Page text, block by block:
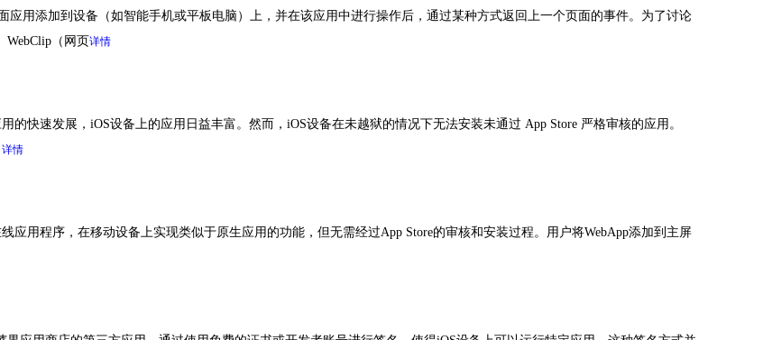
应用添加到设备（如智能手机或平板电脑）上，并在该应用中进行操作后，通过某种方式返回上一个页面的事件。为了讨论
（网页详情
快速发展，iOS设备上的应用日益丰富。然而，iOS设备在未越狱的情况下无法安装未通过 App Store 严格审核的应用。
详情
应用程序，在移动设备上实现类似于原生应用的功能，但无需经过App Store的审核和安装过程。用户将WebApp添加到主屏